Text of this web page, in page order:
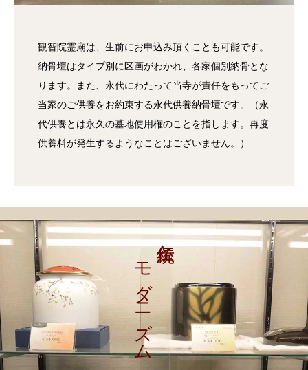
観智院霊廟は、生前にお申込み頂くことも可能です。
納骨壇はタイプ別に区画がわかれ、各家個別納骨とな
ります。また、永代にわたって当寺が責任をもってご
当家のご供養をお約束する永代供養納骨壇です。（永
代供養とは永久の墓地使用権のことを指します。再度
供養料が発生するようなことはございません。）
伝統と
モダニズム